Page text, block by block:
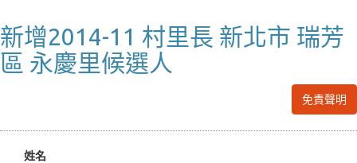
新增2014-11 村里長 新北市 瑞芳
區 永慶里候選人
免責聲明
姓名